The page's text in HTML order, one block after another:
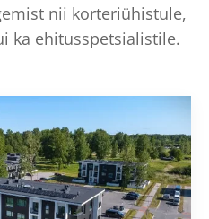
nii korteriühistule,
ka ehitusspetsialistile.